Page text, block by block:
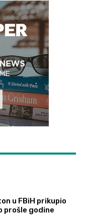
u FBiH prikupio
prošle godine